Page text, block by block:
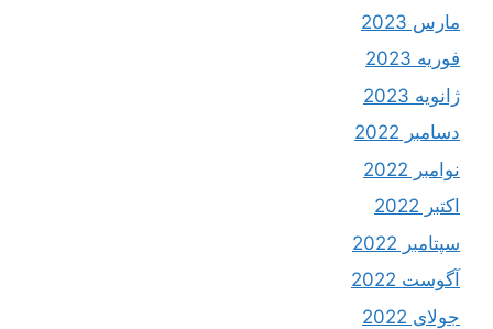
مارس 2023
فوریه 2023
ژانویه 2023
دسامبر 2022
نوامبر 2022
اکتبر 2022
سپتامبر 2022
آگوست 2022
جولای 2022